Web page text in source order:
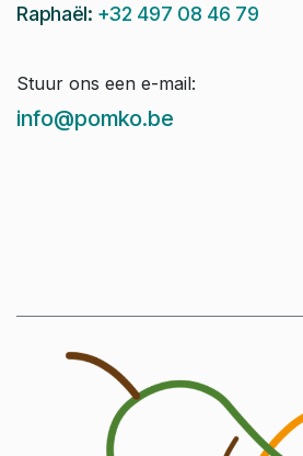
Raphaël: +32 497 08 46 79
Stuur ons een e-mail:
info@pomko.be